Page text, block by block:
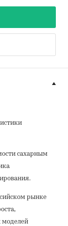
сахарным
рынке
моделей